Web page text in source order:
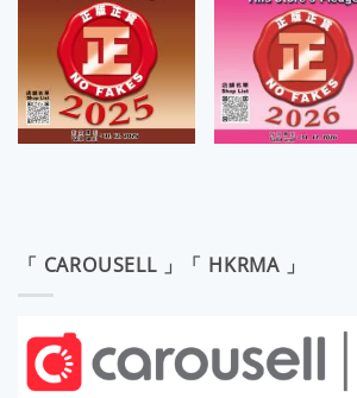
「 CAROUSELL 」「 HKRMA 」